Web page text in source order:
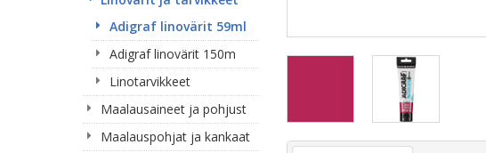
Adigraf linovärit 59ml
Adigraf linovärit 150m
Linotarvikkeet
Maalausaineet ja pohjust
Maalauspohjat ja kankaat